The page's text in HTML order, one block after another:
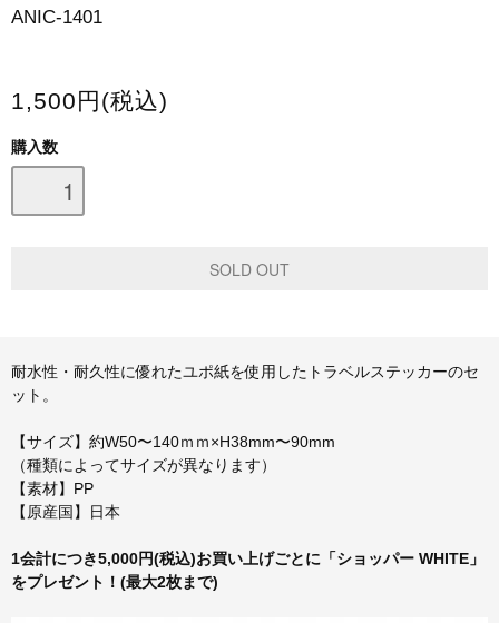
EC限定グッズ
会場限定グッズ
ANIC-1401
1,500円(税込)
購入数
耐水性・耐久性に優れたユポ紙を使用したトラベルステッカーのセ
ット。
【サイズ】約W50〜140ｍｍ×H38mm〜90mm
（種類によってサイズが異なります）
【素材】PP
【原産国】日本
1会計につき5,000円(税込)お買い上げごとに「ショッパー WHITE」
をプレゼント！(最大2枚まで)